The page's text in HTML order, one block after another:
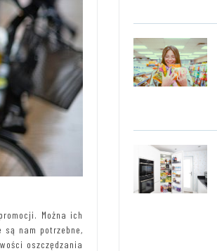
Można ich
nam potrzebne,
oszczędzania